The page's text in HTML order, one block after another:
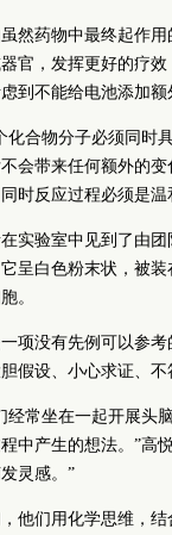
然药物中最终起作
官，发挥更好的疗
到不能给电池添加额
化合物分子必须同时
会带来任何额外的
时反应过程必须是温
实验室中见到了由
呈白色粉末状，被
。
项没有先例可以参
假设、小心求证、
经常坐在一起开展头
中产生的想法。”高
灵感。”
他们用化学思维，